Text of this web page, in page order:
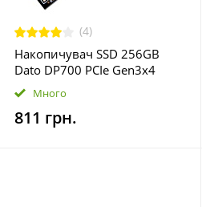
(4)
Накопичувач SSD 256GB
Dato DP700 PCIe Gen3x4
(DP700SSD-256GB)
Много
811 грн.